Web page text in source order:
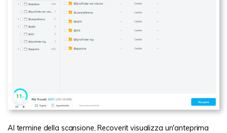
Al termine della scansione, Recoverit visualizza un'anteprima